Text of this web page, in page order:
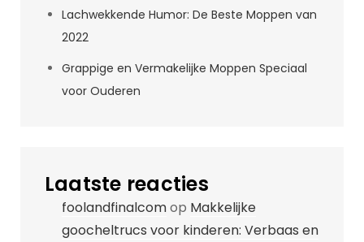
Lachwekkende Humor: De Beste Moppen van
2022
Grappige en Vermakelijke Moppen Speciaal
voor Ouderen
Laatste reacties
foolandfinalcomop Makkelijke
goocheltrucs voor kinderen: Verbaas en